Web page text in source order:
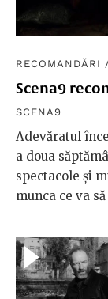
RECOMANDĂRI
Scena9
SCENA9
Adevăratul
a doua
spectacole și
munca ce va